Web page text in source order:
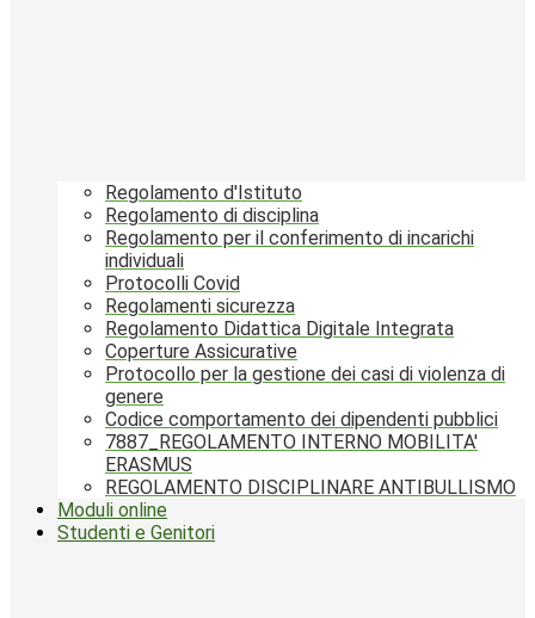
Regolamento d'Istituto
Regolamento di disciplina
Regolamento per il conferimento di incarichi
individuali
Protocolli Covid
Regolamenti sicurezza
Regolamento Didattica Digitale Integrata
Coperture Assicurative
Protocollo per la gestione dei casi di violenza di
genere
Codice comportamento dei dipendenti pubblici
7887_REGOLAMENTO INTERNO MOBILITA'
ERASMUS
REGOLAMENTO DISCIPLINARE ANTIBULLISMO
Moduli online
Studenti e Genitori